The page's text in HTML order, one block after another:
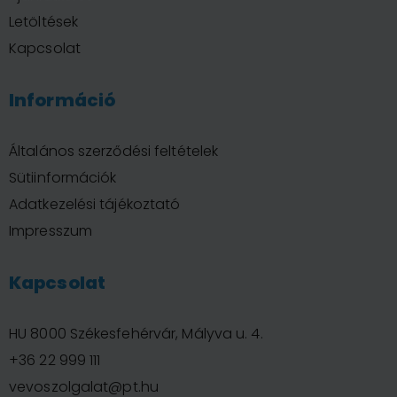
Letöltések
Kapcsolat
Információ
Általános szerződési feltételek
Sütiinformációk
Adatkezelési tájékoztató
Impresszum
Kapcsolat
HU 8000 Székesfehérvár, Mályva u. 4.
+36 22 999 111
vevoszolgalat@pt.hu